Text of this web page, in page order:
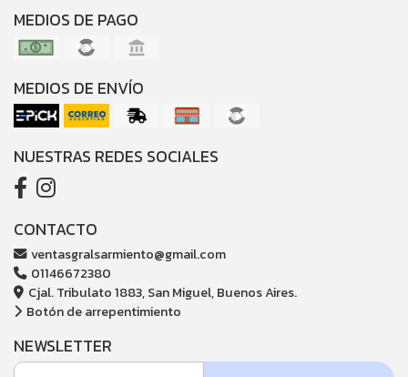
MEDIOS DE PAGO
MEDIOS DE ENVÍO
NUESTRAS REDES SOCIALES
CONTACTO
ventasgralsarmiento@gmail.com
01146672380
Cjal. Tribulato 1883, San Miguel, Buenos Aires.
Botón de arrepentimiento
NEWSLETTER